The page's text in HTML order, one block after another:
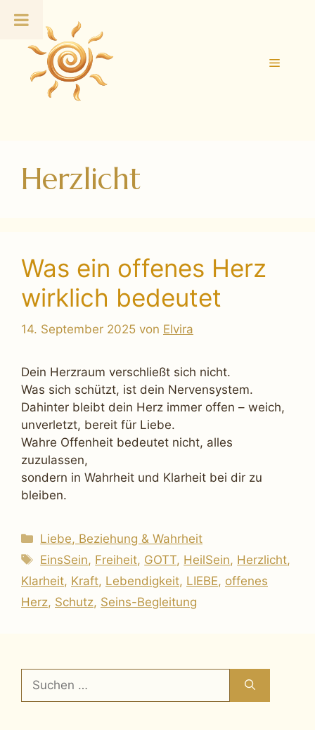
Inhalt
springen
Menü
Herzlicht
Was ein offenes Herz
wirklich bedeutet
14. September 2025 von Elvira
Dein Herzraum verschließt sich nicht.
Was sich schützt, ist dein Nervensystem.
Dahinter bleibt dein Herz immer offen – weich,
unverletzt, bereit für Liebe.
Wahre Offenheit bedeutet nicht, alles
zuzulassen,
sondern in Wahrheit und Klarheit bei dir zu
bleiben.
Kategorien
Liebe, Beziehung & Wahrheit
Schlagwörter
EinsSein, Freiheit, GOTT, HeilSein, Herzlicht,
Klarheit, Kraft, Lebendigkeit, LIEBE, offenes
Herz, Schutz, Seins-Begleitung
nach: